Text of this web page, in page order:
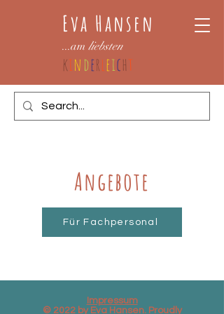
Eva Hansen
...am liebsten
kinderleicht
Angebote
Für Fachpersonal
Impressum
© 2022 by Eva Hansen. Proudly